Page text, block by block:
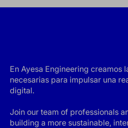
En Ayesa Engineering creamos
necesarias para impulsar una
digital.
Join our team of professionals
building a more sustainable,